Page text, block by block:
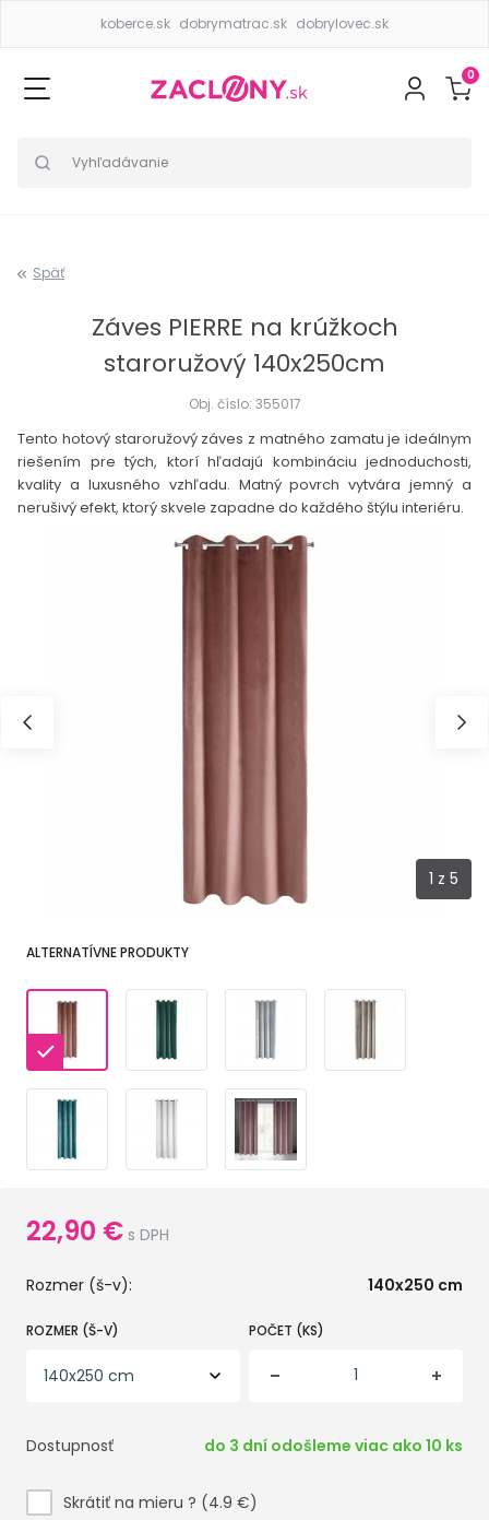
koberce.sk dobrymatrac.sk dobrylovec.sk
0
Späť
Záves PIERRE na krúžkoch
staroružový 140x250cm
Obj. číslo: 355017
Tento hotový staroružový záves z matného zamatu je ideálnym
riešením pre tých, ktorí hľadajú kombináciu jednoduchosti,
kvality a luxusného vzhľadu. Matný povrch vytvára jemný a
nerušivý efekt, ktorý skvele zapadne do každého štýlu interiéru.
1 z 5
ALTERNATÍVNE PRODUKTY
22,90 € s DPH
Rozmer (š-v): 140x250 cm
ROZMER (Š-V) POČET (KS)
Dostupnosť do 3 dní odošleme viac ako 10 ks
Skrátiť na mieru ? (4.9 €)